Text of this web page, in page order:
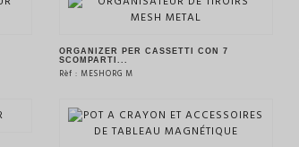
VEDERE IL PRODOTTO
VEDERE IL PRODOTTO
ORGANIZER PER CASSETTI CON 7
SCOMPARTI...
Rèf : MESHORG M